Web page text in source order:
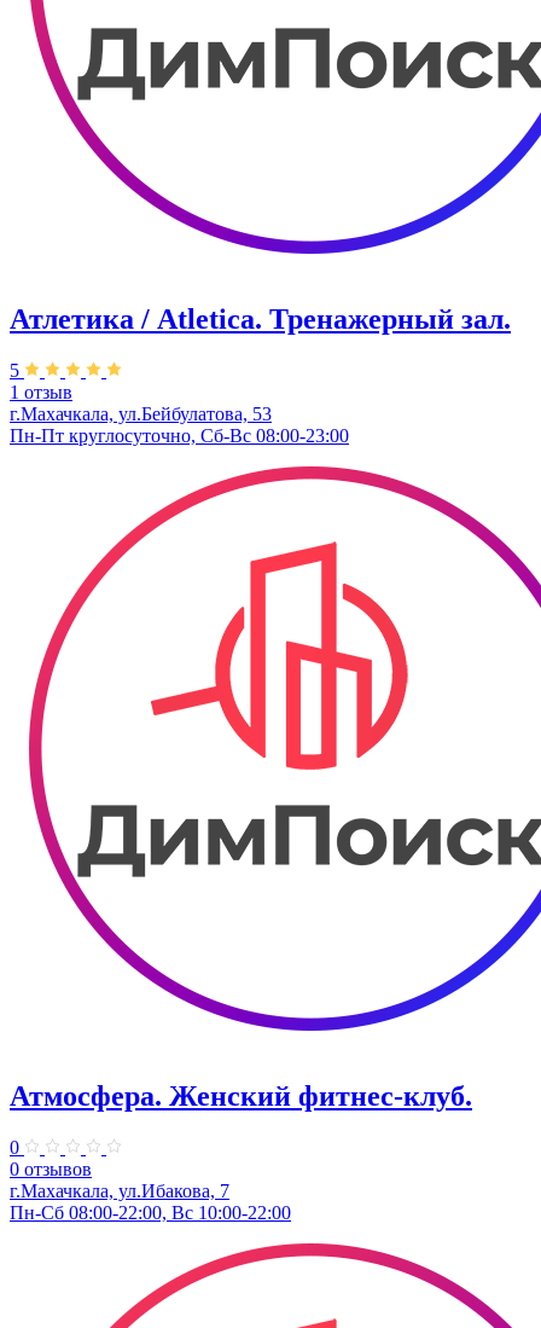
Атлетика / Atletica. Тренажерный зал.
5
1 отзыв
г.Махачкала, ул.Бейбулатова, 53
Пн-Пт круглосуточно, Сб-Вс 08:00-23:00
Атмосфера. Женский фитнес-клуб.
0
0 отзывов
г.Махачкала, ​ул.Ибакова, 7
Пн-Сб 08:00-22:00, Вс 10:00-22:00